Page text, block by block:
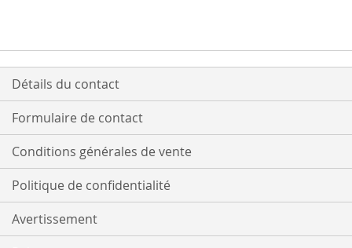
Détails du contact
Formulaire de contact
Conditions générales de vente
Politique de confidentialité
Avertissement